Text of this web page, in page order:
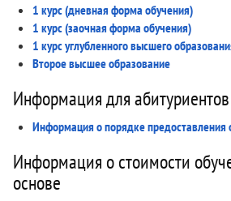
1 курс (дневная форма обучения)
1 курс (заочная форма обучения)
1 курс углубленного высшего
Второе высшее образование
Информация для абитуриентов
Информация о порядке предоставления
Информация о стоимости
основе